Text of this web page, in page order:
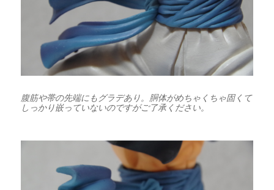
腹筋や帯の先端にもグラデあり。胴体がめちゃくちゃ固くて
しっかり嵌っていないのですがご了承ください。